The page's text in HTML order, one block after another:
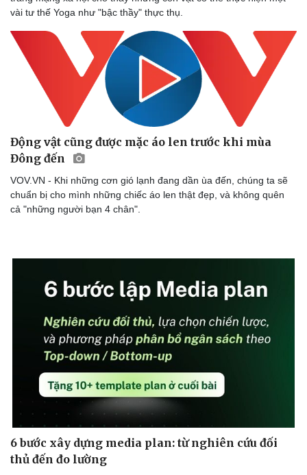
vài tư thế Yoga như "bậc thầy" thực thụ.
Động vật cũng được mặc áo len trước khi mùa
Đông đến
VOV.VN - Khi những cơn gió lạnh đang dần ùa đến, chúng ta sẽ
chuẩn bị cho mình những chiếc áo len thật đẹp, và không quên
cả "những người bạn 4 chân".
6 bước xây dựng media plan: từ nghiên cứu đối
thủ đến đo lường